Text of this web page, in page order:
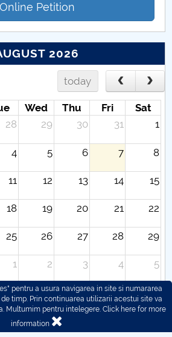
Online Petition
2026
today
Wed Thu Fri
Sat
28 29 30 31 1
4 5 6 7 8
11 12 13 14 15
18 19 20 21 22
25 26 27 28 29
1 2 3 4 5
pentru a usura navigarea in site si numararea
timp. Prin continuarea utilizarii acestui site va
Multumim pentru intelegere. Click here for more
information